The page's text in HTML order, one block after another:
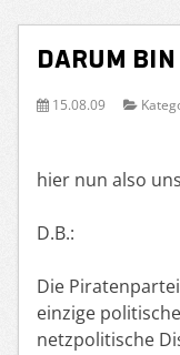
Darum
15.08.09
hier nun also
D.B.:
Die
einzige
netzpolitische